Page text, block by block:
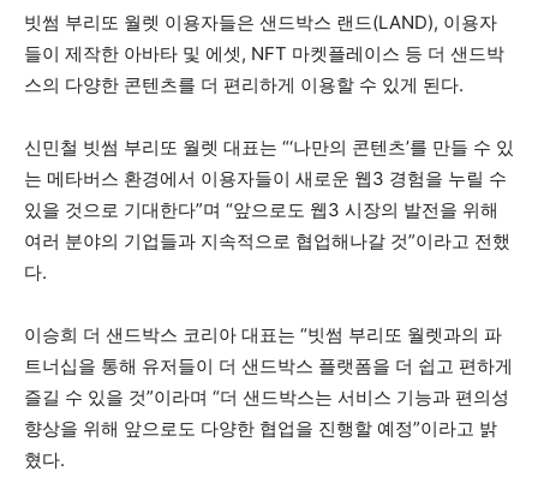
빗썸 부리또 월렛 이용자들은 샌드박스 랜드(LAND), 이용자
들이 제작한 아바타 및 에셋, NFT 마켓플레이스 등 더 샌드박
스의 다양한 콘텐츠를 더 편리하게 이용할 수 있게 된다.
신민철 빗썸 부리또 월렛 대표는 “‘나만의 콘텐츠’를 만들 수 있
는 메타버스 환경에서 이용자들이 새로운 웹3 경험을 누릴 수
있을 것으로 기대한다”며 “앞으로도 웹3 시장의 발전을 위해
여러 분야의 기업들과 지속적으로 협업해나갈 것”이라고 전했
다.
이승희 더 샌드박스 코리아 대표는 “빗썸 부리또 월렛과의 파
트너십을 통해 유저들이 더 샌드박스 플랫폼을 더 쉽고 편하게
즐길 수 있을 것”이라며 “더 샌드박스는 서비스 기능과 편의성
향상을 위해 앞으로도 다양한 협업을 진행할 예정”이라고 밝
혔다.